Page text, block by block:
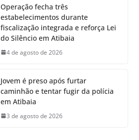
Operação fecha três
estabelecimentos durante
fiscalização integrada e reforça Lei
do Silêncio em Atibaia
4 de agosto de 2026
Jovem é preso após furtar
caminhão e tentar fugir da polícia
em Atibaia
3 de agosto de 2026